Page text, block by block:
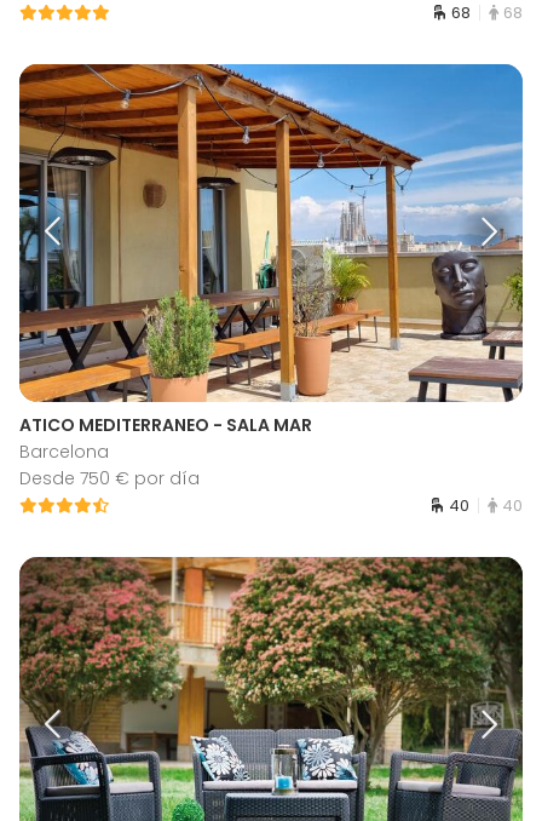
68 68
ATICO MEDITERRANEO - SALA MAR
Barcelona
Desde 750 € por día
40 40